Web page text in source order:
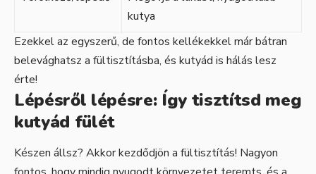
kutya
Ezekkel az egyszerű, de fontos kellékekkel már bátran
belevághatsz a fültisztításba, és kutyád is hálás lesz
érte!
Lépésről lépésre: Így tisztítsd meg
kutyád fülét
Készen állsz? Akkor kezdődjön a fültisztítás! Nagyon